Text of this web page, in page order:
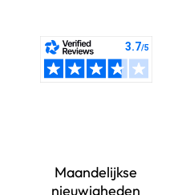
Maandelijkse
nieuwigheden